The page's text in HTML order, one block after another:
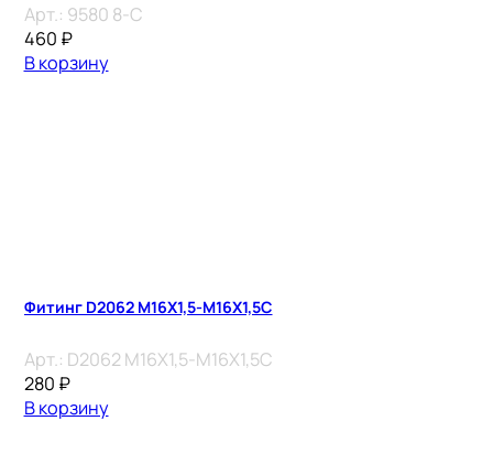
Арт.: 9580 8-C
460 ₽
В корзину
Фитинг D2062 M16X1,5-M16X1,5C
Арт.: D2062 M16X1,5-M16X1,5C
280 ₽
В корзину